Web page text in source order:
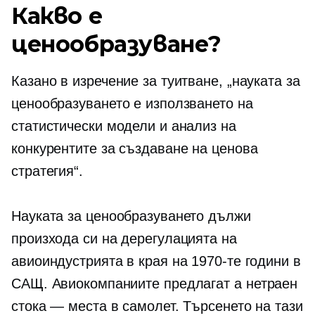
Какво е
ценообразуване?
Казано в изречение за туитване, „науката за
ценообразуването е използването на
статистически модели и анализ на
конкурентите за създаване на ценова
стратегия“.
Науката за ценообразуването дължи
произхода си на дерегулацията на
авиоиндустрията в края на 1970-те години в
САЩ. Авиокомпаниите предлагат a нетраен
стока — места в самолет. Търсенето на тази